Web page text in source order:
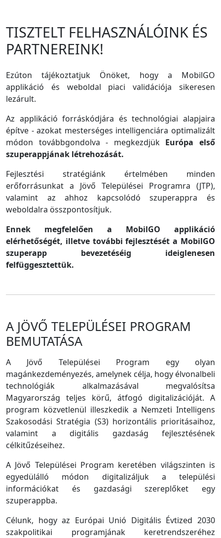
TISZTELT FELHASZNÁLÓINK ÉS
PARTNEREINK!
Ezúton tájékoztatjuk Önöket, hogy a MobilGO
applikáció és weboldal piaci validációja sikeresen
lezárult.
Az applikáció forráskódjára és technológiai alapjaira
építve - azokat mesterséges intelligenciára optimalizált
módon továbbgondolva - megkezdjük Európa első
szuperappjának létrehozását.
Fejlesztési stratégiánk értelmében minden
erőforrásunkat a Jövő Települései Programra (JTP),
valamint az ahhoz kapcsolódó szuperappra és
weboldalra összpontosítjuk.
Ennek megfelelően a MobilGO applikáció
elérhetőségét, illetve további fejlesztését a MobilGO
szuperapp bevezetéséig ideiglenesen
felfüggesztettük.
A JÖVŐ TELEPÜLÉSEI PROGRAM
BEMUTATÁSA
A Jövő Települései Program egy olyan
magánkezdeményezés, amelynek célja, hogy élvonalbeli
technológiák alkalmazásával megvalósítsa
Magyarország teljes körű, átfogó digitalizációját. A
program közvetlenül illeszkedik a Nemzeti Intelligens
Szakosodási Stratégia (S3) horizontális prioritásaihoz,
valamint a digitális gazdaság fejlesztésének
célkitűzéseihez.
A Jövő Települései Program keretében világszinten is
egyedülálló módon digitalizáljuk a települési
információkat és gazdasági szereplőket egy
szuperappba.
Célunk, hogy az Európai Unió Digitális Évtized 2030
szakpolitikai programjának keretrendszeréhez